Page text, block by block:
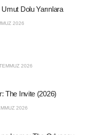
Dolu Yarınlara
2026
2026
The Invite (2026)
2026